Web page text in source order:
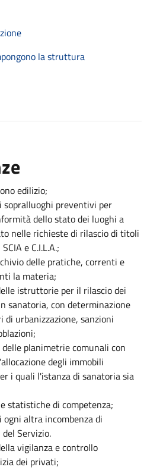
la struttura
edilizio;
sopralluoghi preventivi per
dello stato dei luoghi a
nelle richieste di rilascio di titoli
e C.I.L.A.;
delle pratiche, correnti e
la materia;
istruttorie per il rilascio dei
sanatoria, con determinazione
di urbanizzazione, sanzioni
planimetrie comunali con
degli immobili
i quali l'istanza di sanatoria sia
statistiche di competenza;
altra incombenza di
Servizio.
vigilanza e controllo
dei privati;